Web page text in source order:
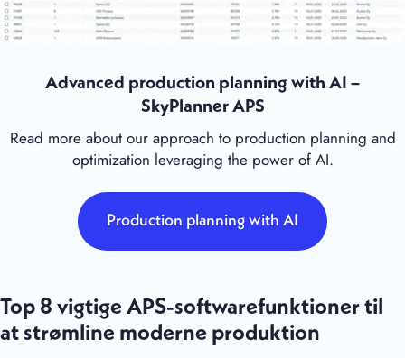
Advanced production planning with AI –
SkyPlanner APS
Read more about our approach to production planning and
optimization leveraging the power of AI.
Production planning with AI
Top 8 vigtige APS-softwarefunktioner til
at strømline moderne produktion